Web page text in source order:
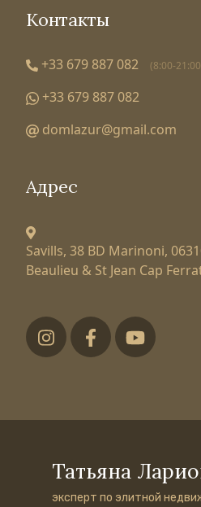
Контакты
+33 679 887 082 (8:00-
+33 679 887 082
domlazur@gmail.com
Адрес
Savills, 38 BD Marinoni,
Beaulieu & St Jean Cap
Татьяна
эксперт по элитной